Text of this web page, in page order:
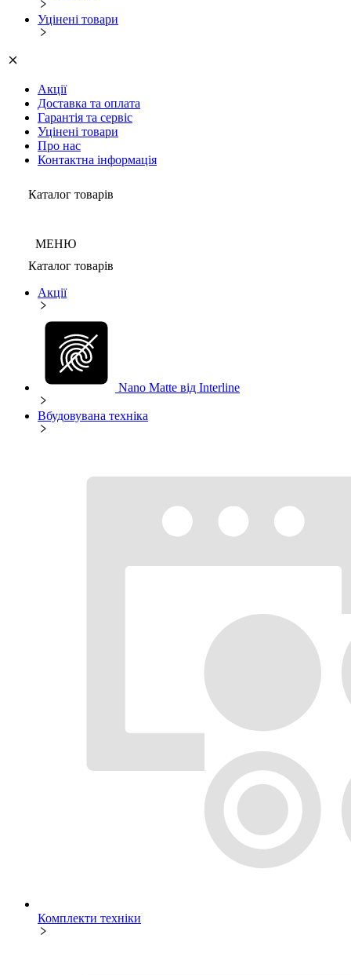
Уцінені товари
Акції
Доставка та оплата
Гарантія та сервіс
Уцінені товари
Про нас
Контактна інформація
Каталог товарів
МЕНЮ
Каталог товарів
Акції
Nano Matte від Interline
Вбудовувана техніка
Комплекти техніки